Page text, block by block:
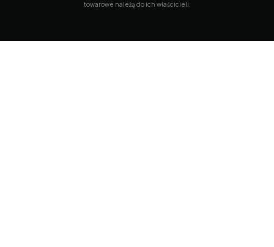
towarowe należą do ich właścicieli.